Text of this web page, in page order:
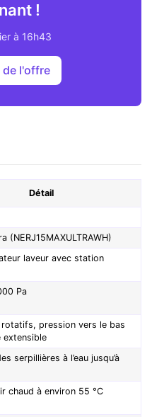
!
à 16h43
l'offre
Détail
(NERJ15MAXULTRAWH)
laveur avec station
Pa
rotatifs, pression vers le bas
extensible
serpillières à l’eau jusqu’à
chaud à environ 55 °C